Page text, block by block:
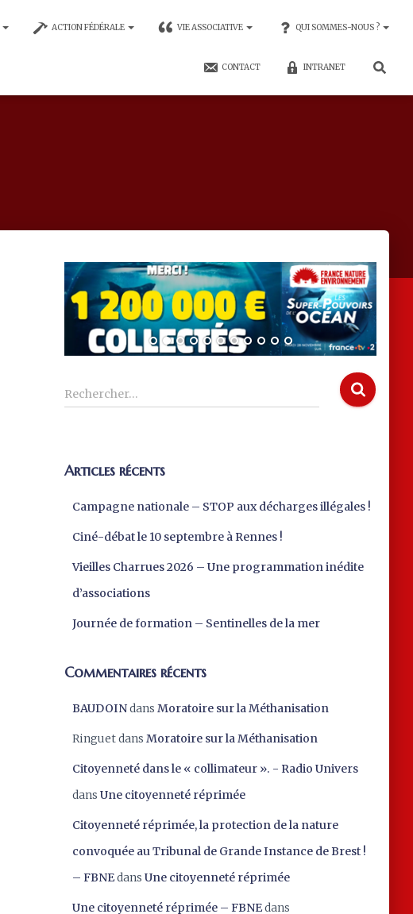
ACTION FÉDÉRALE VIE ASSOCIATIVE QUI SOMMES-NOUS ?
CONTACT INTRANET
Rechercher…
Articles récents
Campagne nationale – STOP aux décharges illégales !
Ciné-débat le 10 septembre à Rennes !
Vieilles Charrues 2026 – Une programmation inédite
d’associations
Journée de formation – Sentinelles de la mer
Commentaires récents
BAUDOINdansMoratoire sur la Méthanisation
RinguetdansMoratoire sur la Méthanisation
Citoyenneté dans le « collimateur ». - Radio Univers
dansUne citoyenneté réprimée
Citoyenneté réprimée, la protection de la nature
convoquée au Tribunal de Grande Instance de Brest !
– FBNEdansUne citoyenneté réprimée
Une citoyenneté réprimée – FBNEdans